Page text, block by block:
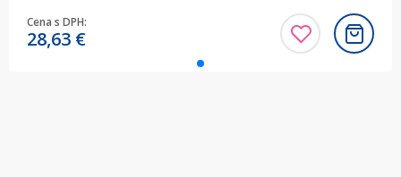
Cena s DPH:
28,63 €